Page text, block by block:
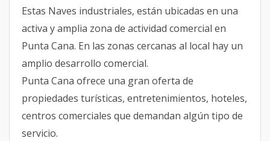
Estas Naves industriales, están ubicadas en una
activa y amplia zona de actividad comercial en
Punta Cana. En las zonas cercanas al local hay un
amplio desarrollo comercial.
Punta Cana ofrece una gran oferta de
propiedades turísticas, entretenimientos, hoteles,
centros comerciales que demandan algún tipo de
servicio.